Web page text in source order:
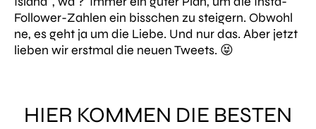
Follower-Zahlen ein bisschen zu steigern. Obwohl
ne, es geht ja um die Liebe. Und nur das. Aber jetzt
lieben wir erstmal die neuen Tweets. 😝
HIER KOMMEN DIE BESTEN